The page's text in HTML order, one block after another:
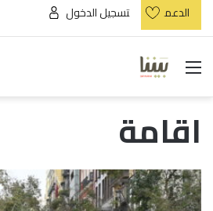
الدعم تسجيل الدخول
القائمة
اقامة